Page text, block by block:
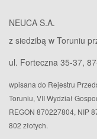
NEUCA S.A.
z siedzibą w Toruniu
ul. Forteczna 35-37,
wpisana do Rejestru
Toruniu, VII Wydział
REGON 870227804, NIP
802 złotych.